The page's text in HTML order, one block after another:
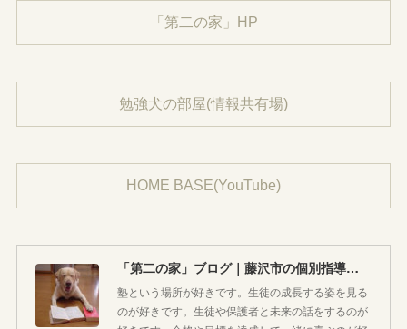
「第二の家」HP
勉強犬の部屋(情報共有場)
HOME BASE(YouTube)
「第二の家」ブログ｜藤沢市の個別指導塾のお話
塾という場所が好きです。生徒の成長する姿を見る
のが好きです。生徒や保護者と未来の話をするのが